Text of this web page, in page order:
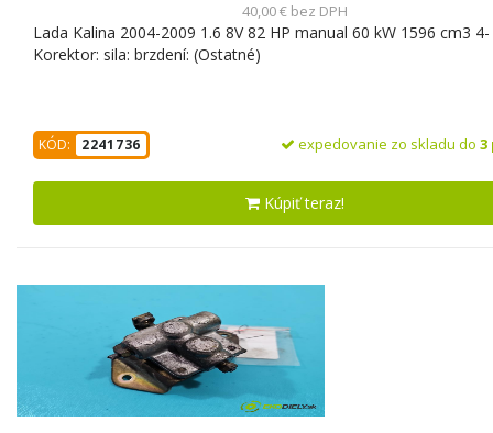
40,00 € bez DPH
Lada Kalina 2004-2009 1.6 8V 82 HP manual 60 kW 1596 cm3 4-
Korektor: sila: brzdení: (Ostatné)
KÓD: 2241736 expedovanie zo skladu do 3
Kúpiť teraz!